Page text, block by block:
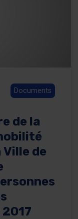
Documents
de la
Ville de